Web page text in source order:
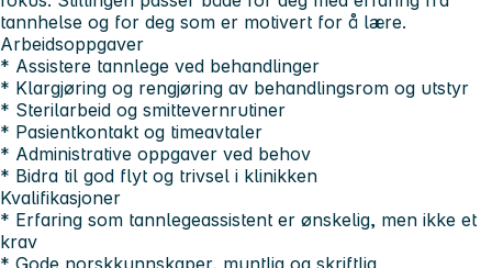
tannhelse og for deg som er motivert for å lære.
Arbeidsoppgaver
* Assistere tannlege ved behandlinger
* Klargjøring og rengjøring av behandlingsrom og utstyr
* Sterilarbeid og smittevernrutiner
* Pasientkontakt og timeavtaler
* Administrative oppgaver ved behov
* Bidra til god flyt og trivsel i klinikken
Kvalifikasjoner
* Erfaring som tannlegeassistent er ønskelig, men ikke et
krav